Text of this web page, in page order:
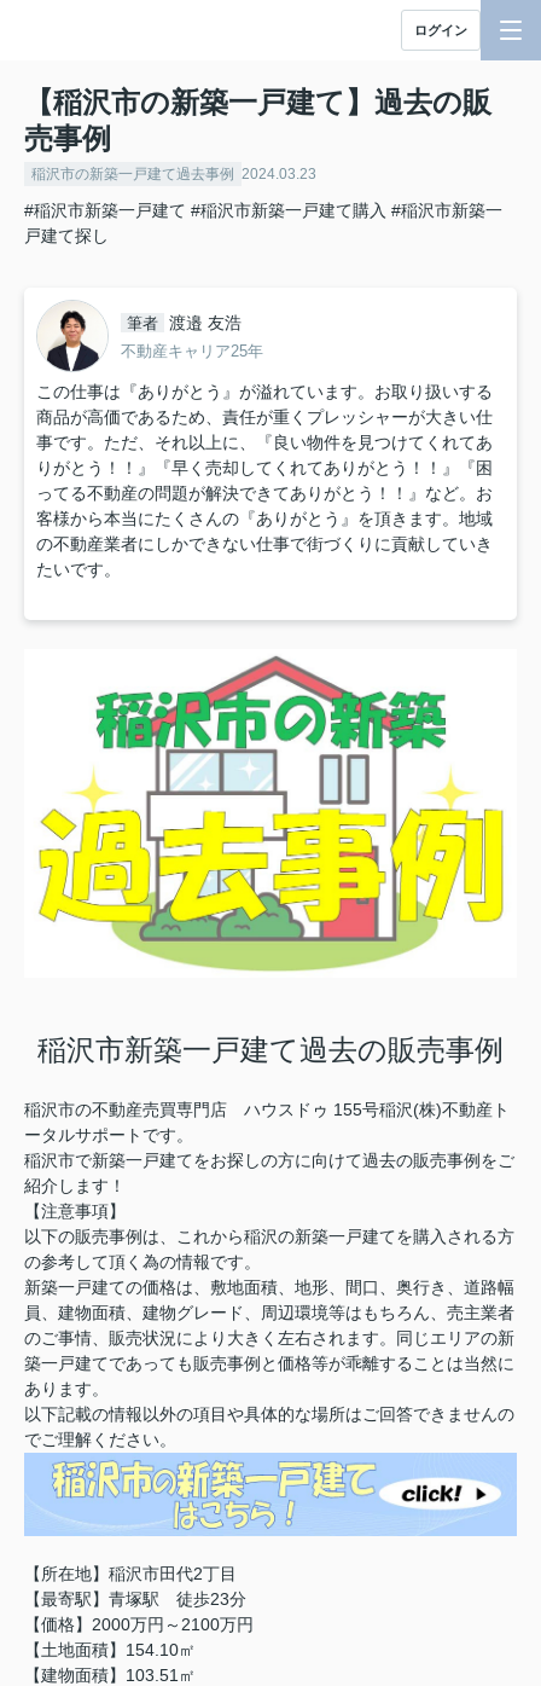
ログイン
【稲沢市の新築一戸建て】過去の販
売事例
稲沢市の新築一戸建て過去事例 2024.03.23
#稲沢市新築一戸建て #稲沢市新築一戸建て購入 #稲沢市新築一
戸建て探し
筆者 渡邉 友浩
不動産キャリア25年
この仕事は『ありがとう』が溢れています。お取り扱いする
商品が高価であるため、責任が重くプレッシャーが大きい仕
事です。ただ、それ以上に、『良い物件を見つけてくれてあ
りがとう！！』『早く売却してくれてありがとう！！』『困
ってる不動産の問題が解決できてありがとう！！』など。お
客様から本当にたくさんの『ありがとう』を頂きます。地域
の不動産業者にしかできない仕事で街づくりに貢献していき
たいです。
稲沢市新築一戸建て過去の販売事例
稲沢市の不動産売買専門店 ハウスドゥ 155号稲沢(株)不動産ト
ータルサポートです。
稲沢市で新築一戸建てをお探しの方に向けて過去の販売事例をご
紹介します！
【注意事項】
以下の販売事例は、これから稲沢の新築一戸建てを購入される方
の参考して頂く為の情報です。
新築一戸建ての価格は、敷地面積、地形、間口、奥行き、道路幅
員、建物面積、建物グレード、周辺環境等はもちろん、売主業者
のご事情、販売状況により大きく左右されます。同じエリアの新
築一戸建てであっても販売事例と価格等が乖離することは当然に
あります。
以下記載の情報以外の項目や具体的な場所はご回答できませんの
でご理解ください。
【所在地】稲沢市田代2丁目
【最寄駅】青塚駅 徒歩23分
【価格】2000万円～2100万円
【土地面積】154.10㎡
【建物面積】103.51㎡